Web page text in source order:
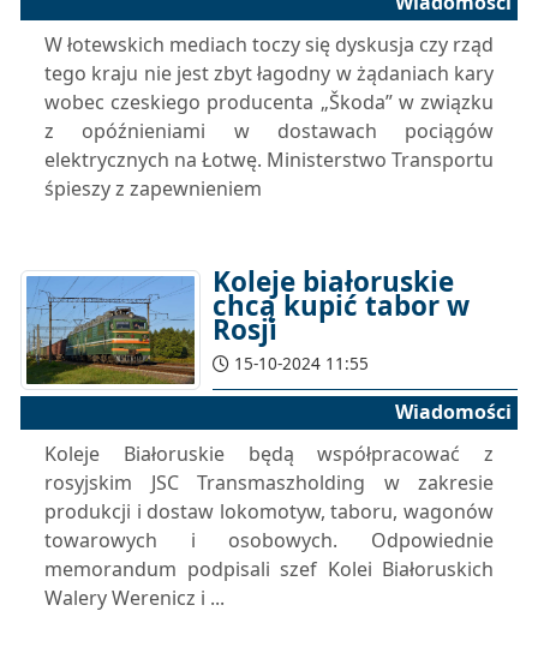
W łotewskich mediach toczy się dyskusja czy rząd
tego kraju nie jest zbyt łagodny w żądaniach kary
wobec czeskiego producenta „Škoda” w związku
z opóźnieniami w dostawach pociągów
elektrycznych na Łotwę. Ministerstwo Transportu
śpieszy z zapewnieniem
Koleje białoruskie
chcą kupić tabor w
Rosji
15-10-2024 11:55
Wiadomości
Koleje Białoruskie będą współpracować z
rosyjskim JSC Transmaszholding w zakresie
produkcji i dostaw lokomotyw, taboru, wagonów
towarowych i osobowych. Odpowiednie
memorandum podpisali szef Kolei Białoruskich
Walery Werenicz i ...